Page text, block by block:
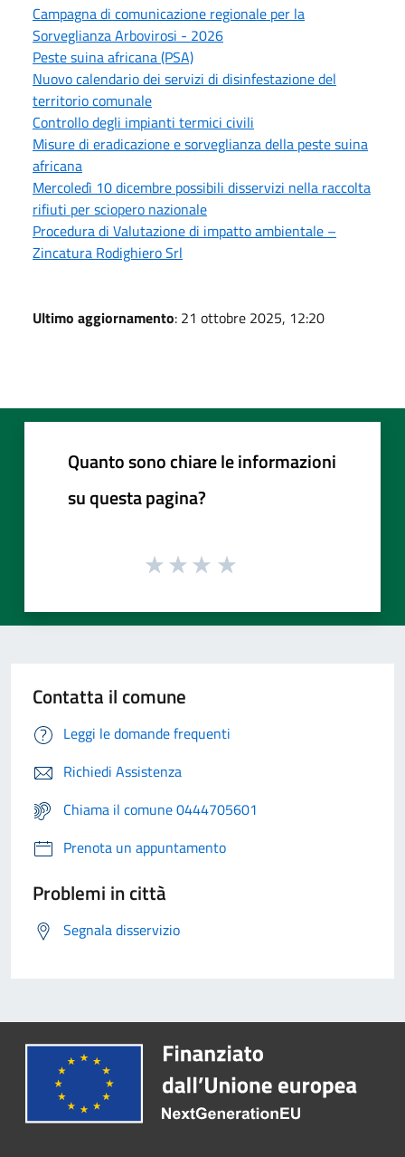
Campagna di comunicazione regionale per la
Sorveglianza Arbovirosi - 2026
Peste suina africana (PSA)
Nuovo calendario dei servizi di disinfestazione del
territorio comunale
Controllo degli impianti termici civili
Misure di eradicazione e sorveglianza della peste suina
africana
Mercoledì 10 dicembre possibili disservizi nella raccolta
rifiuti per sciopero nazionale
Procedura di Valutazione di impatto ambientale –
Zincatura Rodighiero Srl
Ultimo aggiornamento: 21 ottobre 2025, 12:20
Quanto sono chiare le informazioni
su questa pagina?
Contatta il comune
Leggi le domande frequenti
Richiedi Assistenza
Chiama il comune 0444705601
Prenota un appuntamento
Problemi in città
Segnala disservizio